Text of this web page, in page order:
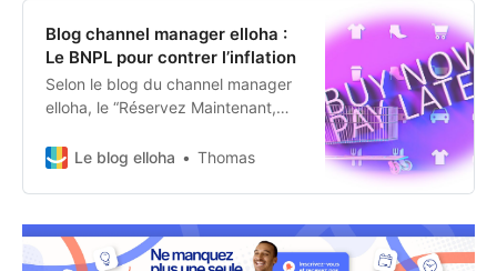
Blog channel manager elloha :
Le BNPL pour contrer l’inflation
Selon le blog du channel manager
elloha, le “Réservez Maintenant,
la meilleure arme anti-inflation pour
dès cet automne.
Le blog elloha Thomas